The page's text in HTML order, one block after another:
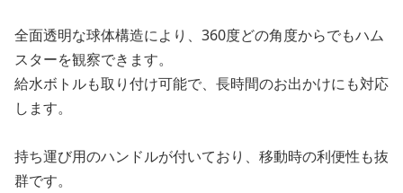
全面透明な球体構造により、360度どの角度からでもハム
スターを観察できます。
給水ボトルも取り付け可能で、長時間のお出かけにも対応
します。
持ち運び用のハンドルが付いており、移動時の利便性も抜
群です。